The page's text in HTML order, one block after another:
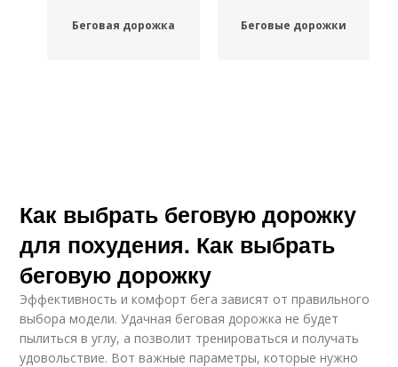
Беговая дорожка Беговые дорожки
Как выбрать беговую дорожку
для похудения. Как выбрать
беговую дорожку
Эффективность и комфорт бега зависят от правильного
выбора модели. Удачная беговая дорожка не будет
пылиться в углу, а позволит тренироваться и получать
удовольствие. Вот важные параметры, которые нужно